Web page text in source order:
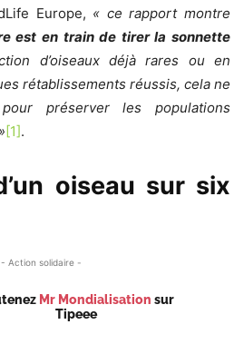
Europe, « ce rapport montre
est en train de tirer la sonnette
d’oiseaux déjà rares ou en
rétablissements réussis, cela ne
préserver les populations
[1].
oiseau sur six
- Action solidaire -
Mr Mondialisation sur
Tipeee